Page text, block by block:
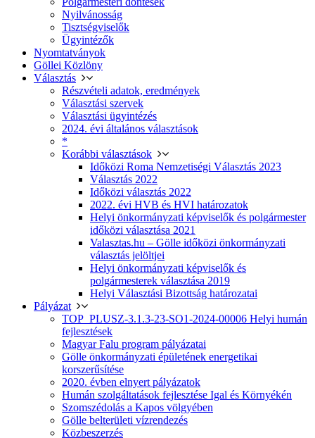
Nyilvánosság
Tisztségviselők
Ügyintézők
Nyomtatványok
Göllei Közlöny
Választás
Részvételi adatok, eredmények
Választási szervek
Választási ügyintézés
2024. évi általános választások
*
Korábbi választások
Időközi Roma Nemzetiségi Választás 2023
Választás 2022
Időközi választás 2022
2022. évi HVB és HVI határozatok
Helyi önkormányzati képviselők és polgármester
időközi választása 2021
Valasztas.hu – Gölle időközi önkormányzati
választás jelöltjei
Helyi önkormányzati képviselők és
polgármesterek választása 2019
Helyi Választási Bizottság határozatai
Pályázat
TOP_PLUSZ-3.1.3-23-SO1-2024-00006 Helyi humán
fejlesztések
Magyar Falu program pályázatai
Gölle önkormányzati épületének energetikai
korszerűsítése
2020. évben elnyert pályázatok
Humán szolgáltatások fejlesztése Igal és Környékén
Szomszédolás a Kapos völgyében
Gölle belterületi vízrendezés
Közbeszerzés